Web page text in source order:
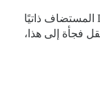
ولكن عندما أبدأ في استكشاف مثيل Discourse المستضاف ذاتيًا
فجأة إلى هذا،